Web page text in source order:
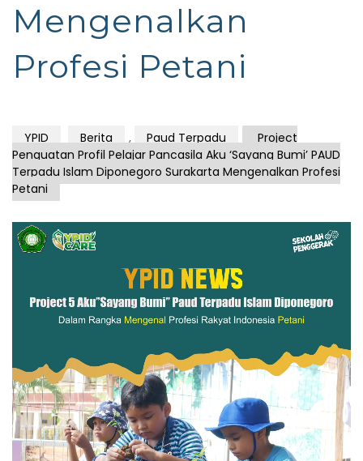
Mengenalkan
Profesi Petani
YPID Berita , Paud Terpadu
Project
Penguatan Profil Pelajar Pancasila Aku ‘Sayang Bumi’ PAUD
Terpadu Islam Diponegoro Surakarta Mengenalkan Profesi
Petani